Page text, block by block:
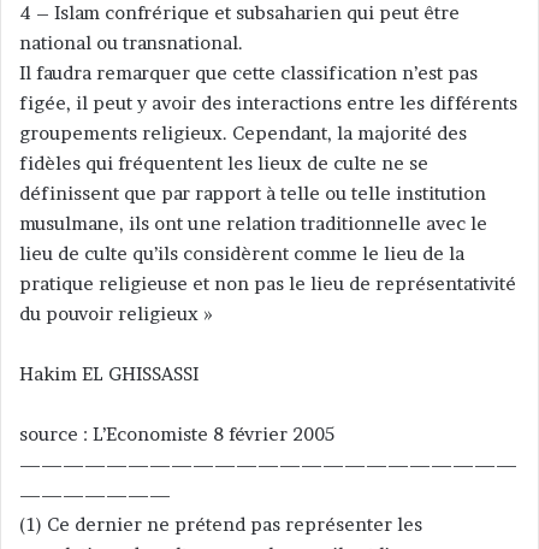
4 – Islam confrérique et subsaharien qui peut être
national ou transnational.
Il faudra remarquer que cette classification n’est pas
figée, il peut y avoir des interactions entre les différents
groupements religieux. Cependant, la majorité des
fidèles qui fréquentent les lieux de culte ne se
définissent que par rapport à telle ou telle institution
musulmane, ils ont une relation traditionnelle avec le
lieu de culte qu’ils considèrent comme le lieu de la
pratique religieuse et non pas le lieu de représentativité
du pouvoir religieux »
Hakim EL GHISSASSI
source : L’Economiste 8 février 2005
———————————————————————
———————
(1) Ce dernier ne prétend pas représenter les